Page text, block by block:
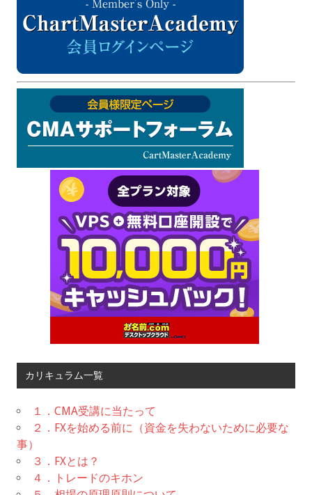
カリキュラム一覧
１．CMA受講に当たって
２．FXを始める前に（資金を失わないために必要な
事）
３．FXとは？
４．トレードのキホン